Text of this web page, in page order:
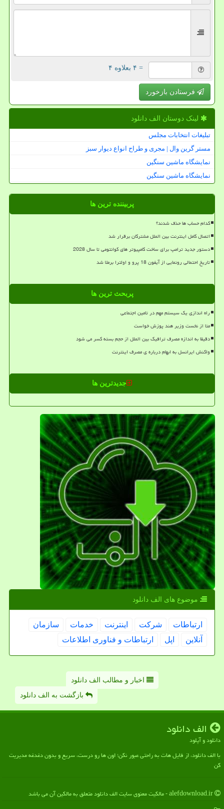
= ۴ بعلاوه ۴
فرستادن بازخورد
لینک دوستان الف دانلود
تبلیغات انتخابات مجلس
مستر گرین وال | مجری و طراح انواع دیوار سبز
نمایشگاه ماشین سنگین
نمایشگاه ماشین سنگین
پربیننده ترین ها
کدام حساب ها حذف شدند؟
اتصال کامل اینترنت بین الملل مشترکان برقرار شد
دستور جدید ترامپ برای ساخت کامپیوتر های کوانتومی تا سال 2028
تاریخ احتمالی رونمایی از آیفون 18 پرو و اولترا برملا شد
پربحث ترین ها
راه اندازی یک سیستم مهم در تامین اجتماعی
متا از نخست وزیر هند پوزش خواست
دقیقا به اندازه مصرف ترافیک بین الملل از حجم بسته کسر می شود
واکنش ایرانسل به ابهام درباره ی مصرف اینترنت
جدیدترین ها
موضوع های الف دانلود
ارتباطات شركت اینترنت خدمات
سازمان
آنلاین
اپل ارتباطات و فناوری اطلاعات
اخبار و مطالب الف دانلود
بازگشت به الف دانلود
الف دانلود
دانلود و آپلود
با الف دانلود، از فایل هات به راحتی عبور نکن؛ اون ها رو درست، سریع و بدون دغدغه مدیریت
کن